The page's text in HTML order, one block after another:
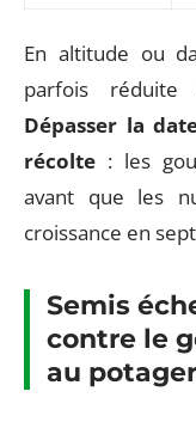
En altitude ou
parfois
Dépasser la
récolte : les
avant que les
croissance en
Semis
contre le
au potager